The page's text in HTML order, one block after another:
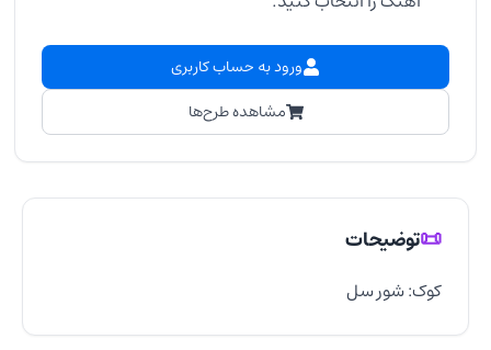
ورود به حساب کاربری
مشاهده طرح‌ها
📜توضیحات
کوک: شور سل